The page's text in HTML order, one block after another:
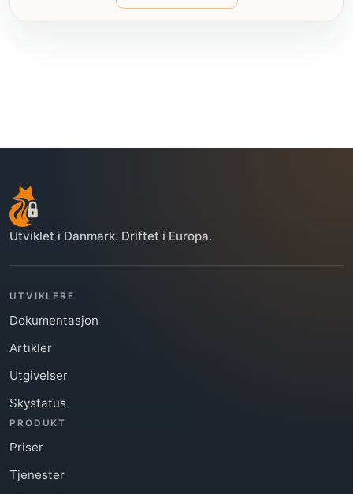
Utviklet i Danmark. Driftet i Europa.
UTVIKLERE
Dokumentasjon
Artikler
Utgivelser
Skystatus
PRODUKT
Priser
Tjenester